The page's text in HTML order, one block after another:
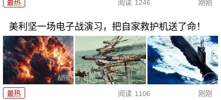
最热 阅读 1246 刚刚
美利坚一场电子战演习，把自家救护机送了命！
最热 阅读 1106 刚刚